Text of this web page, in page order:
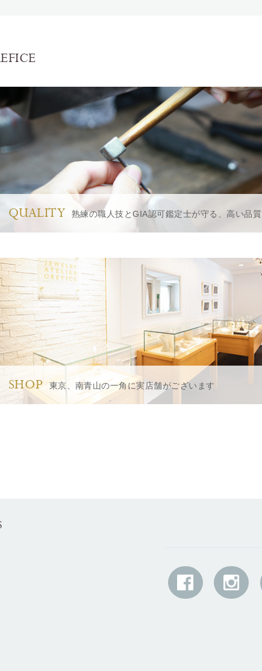
QUALITY 熟練の職人技とGIA認可鑑定士が守る、高い品質
SHOP 東京、南青山の一角に実店舗がございます